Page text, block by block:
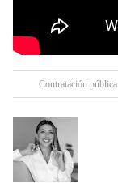
Contratación pública